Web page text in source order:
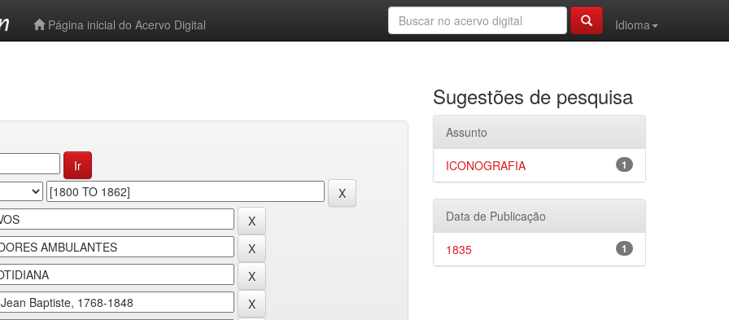
Página inicial do Acervo Digital
Idioma
Sugestões de pesquisa
Assunto
1
ICONOGRAFIA
Data de Publicação
1
1835